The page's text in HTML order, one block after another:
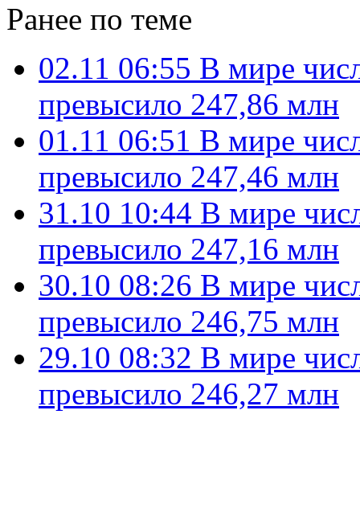
Ранее по теме
02.11 06:55 В мире
превысило 247,86 млн
01.11 06:51 В мире
превысило 247,46 млн
31.10 10:44 В мире
превысило 247,16 млн
30.10 08:26 В мире
превысило 246,75 млн
29.10 08:32 В мире
превысило 246,27 млн